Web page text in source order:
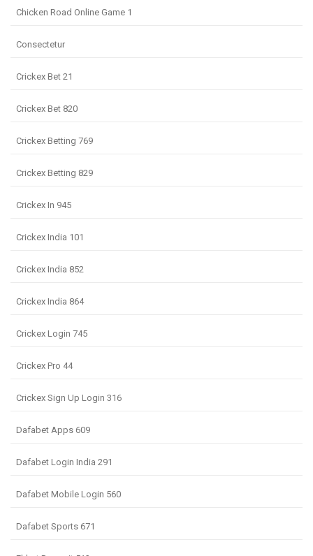
Chicken Road Online Game 1
Consectetur
Crickex Bet 21
Crickex Bet 820
Crickex Betting 769
Crickex Betting 829
Crickex In 945
Crickex India 101
Crickex India 852
Crickex India 864
Crickex Login 745
Crickex Pro 44
Crickex Sign Up Login 316
Dafabet Apps 609
Dafabet Login India 291
Dafabet Mobile Login 560
Dafabet Sports 671